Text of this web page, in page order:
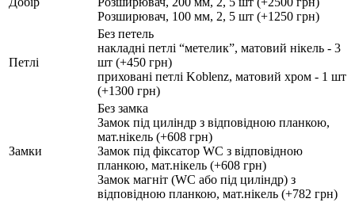
Розширювач, 100 мм, 2, 5 шт (+1250 грн)
Петлі
Без петель
накладні петлі “метелик”, матовий нікель - 3
шт (+450 грн)
приховані петлі Koblenz, матовий хром - 1 шт
(+1300 грн)
Замки
Без замка
Замок під циліндр з відповідною планкою,
мат.нікель (+608 грн)
Замок під фіксатор WC з відповідною
планкою, мат.нікель (+608 грн)
Замок магніт (WC або під циліндр) з
відповідною планкою, мат.нікель (+782 грн)